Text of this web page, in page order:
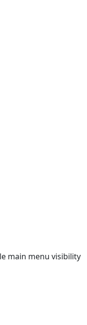
main menu visibility